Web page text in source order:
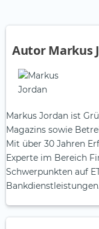
Autor Markus
Markus Jordan ist
Magazins sowie
Mit über 30 Jahren
Experte im Bereich
Schwerpunkten auf
Bankdienstleistungen.